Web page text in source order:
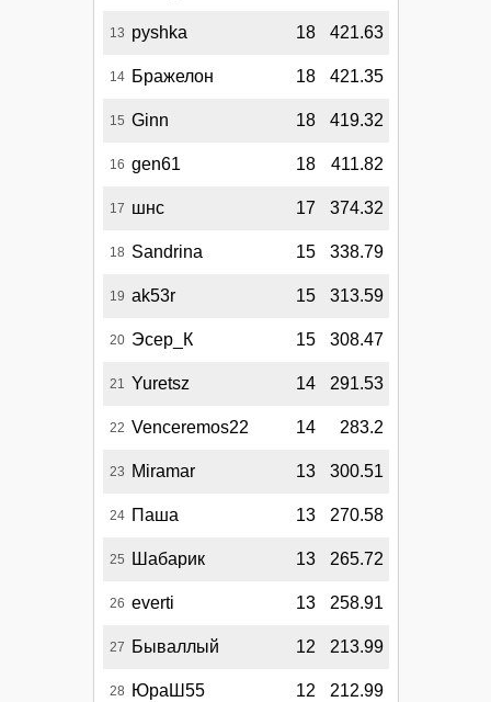
13 pyshka 18 421.63
14 Бражелон 18 421.35
15 Ginn 18 419.32
16 gen61 18 411.82
17 шнс 17 374.32
18 Sandrina 15 338.79
19 ak53r 15 313.59
20 Эсер_К 15 308.47
21 Yuretsz 14 291.53
22 Venceremos22 14 283.2
23 Miramar 13 300.51
24 Паша 13 270.58
25 Шабарик 13 265.72
26 everti 13 258.91
27 Бываллый 12 213.99
28 ЮраШ55 12 212.99